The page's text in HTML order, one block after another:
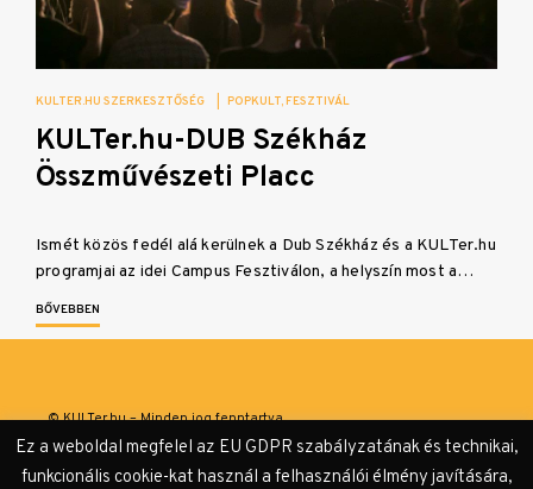
KULTER.HU SZERKESZTŐSÉG POPKULT FESZTIVÁL
KULTer.hu-DUB Székház
Összművészeti Placc
Ismét közös fedél alá kerülnek a Dub Székház és a KULTer.hu
programjai az idei Campus Fesztiválon, a helyszín most a…
BŐVEBBEN
© KULTer.hu – Minden jog fenntartva
Ez a weboldal megfelel az EU GDPR szabályzatának és technikai,
funkcionális cookie-kat használ a felhasználói élmény javítására,